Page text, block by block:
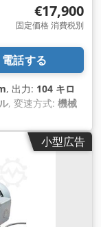
€17,900
固定価格 消費税別
電話する
, 出力: 104 キロ
, 変速方式: 機械
195 g/km, 排出ク
の所有者数:2, 製造
・システム）,
, クルーズコン
置, ナビゲーシ
センサー, フォ
制御プログラム
小型広告